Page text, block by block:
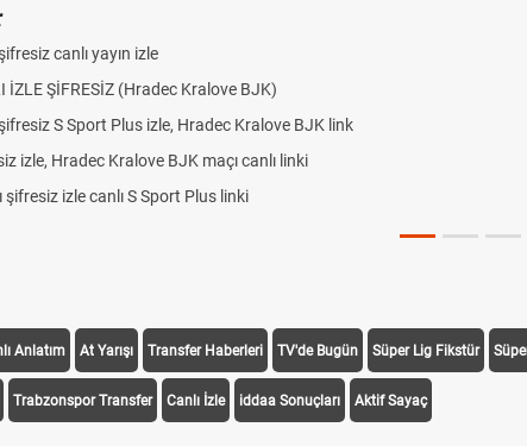
canlı yayın izle
ŞİFRESİZ (Hradec Kralove BJK)
S Sport Plus izle, Hradec Kralove BJK link
izle, Hradec Kralove BJK maçı canlı linki
izle canlı S Sport Plus linki
Anlatım At Yarışı Transfer Haberleri TV'de Bugün Süper Lig Fikstür
Trabzonspor Transfer Canlı İzle iddaa Sonuçları Aktif Sayaç